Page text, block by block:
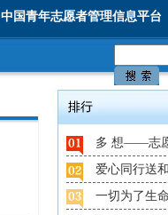
中国青年志愿者管理信息平台
多 想——志
爱心同行送
一切为了生